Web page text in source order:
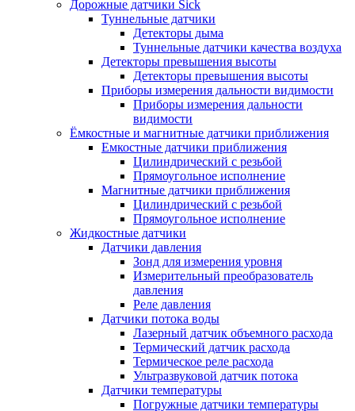
Дорожные датчики Sick
Туннельные датчики
Детекторы дыма
Туннельные датчики качества воздуха
Детекторы превышения высоты
Детекторы превышения высоты
Приборы измерения дальности видимости
Приборы измерения дальности
видимости
Ёмкостные и магнитные датчики приближения
Емкостные датчики приближения
Цилиндрический с резьбой
Прямоугольное исполнение
Магнитные датчики приближения
Цилиндрический с резьбой
Прямоугольное исполнение
Жидкостные датчики
Датчики давления
Зонд для измерения уровня
Измерительный преобразователь
давления
Реле давления
Датчики потока воды
Лазерный датчик объемного расхода
Термический датчик расхода
Термическое реле расхода
Ультразвуковой датчик потока
Датчики температуры
Погружные датчики температуры